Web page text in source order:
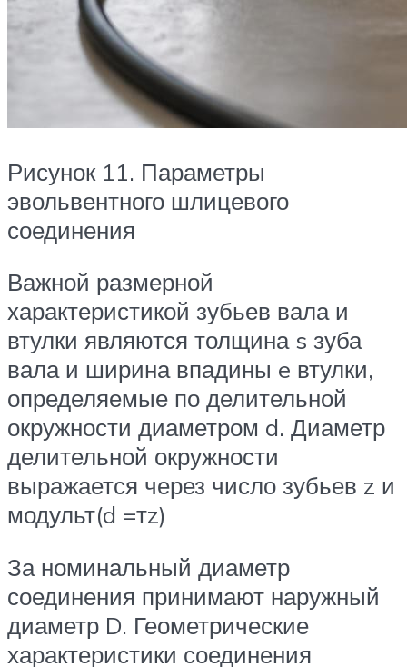
Рисунок 11. Параметры
эвольвентного шлицевого
соединения
Важной разме­рной
характеристикой зубьев вала и
втулки являются тол­щина s зуба
вала и ширина впадины e втулки,
определяе­мые по делительной
окружности диаметром d. Диаметр
делительной окружности
выражается через число зубьев z и
модульт(d =тz)
За номинальный диаметр
соединения принимают на­ружный
диаметр D. Геометрические
характеристики соединения